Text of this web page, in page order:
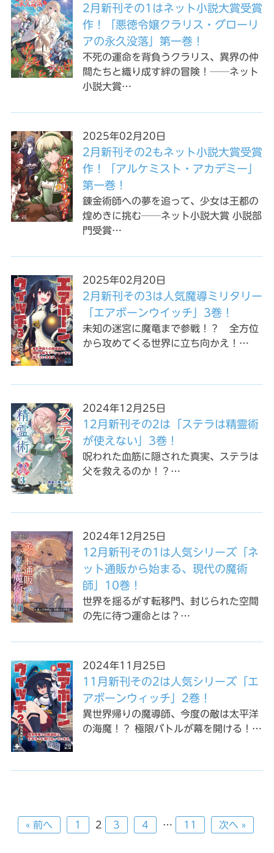
2月新刊その1はネット小説大賞受賞
作！「悪徳令嬢クラリス・グローリ
アの永久没落」第一巻！
不死の運命を背負うクラリス、異界の仲
間たちと織り成す絆の冒険！──ネット
小説大賞…
2025年02月20日
2月新刊その2もネット小説大賞受賞
作！「アルケミスト・アカデミー」
第一巻！
錬金術師への夢を追って、少女は王都の
煌めきに挑む──ネット小説大賞 小説部
門受賞…
2025年02月20日
2月新刊その3は人気魔導ミリタリー
「エアボーンウイッチ」3巻！
未知の迷宮に魔竜まで参戦！？ 全方位
から攻めてくる世界に立ち向かえ！…
2024年12月25日
12月新刊その2は「ステラは精霊術
が使えない」3巻！
呪われた血筋に隠された真実、ステラは
父を救えるのか！？…
2024年12月25日
12月新刊その1は人気シリーズ「ネ
ット通販から始まる、現代の魔術
師」10巻！
世界を揺るがす転移門、封じられた空間
の先に待つ運命とは？…
2024年11月25日
11月新刊その2は人気シリーズ「エ
アボーンウィッチ」2巻！
異世界帰りの魔導師、今度の敵は太平洋
の海魔！？ 極限バトルが幕を開ける！…
« 前へ 1 2 3 4 … 11 次へ »